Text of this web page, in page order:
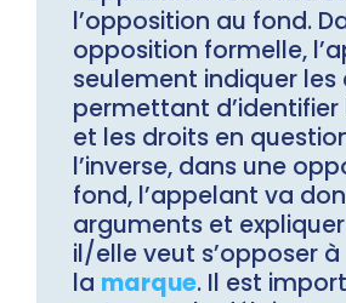
l’opposition au fond.
opposition formelle,
seulement indiquer
permettant d’identifier
et les droits en
l’inverse, dans une
fond, l’appelant va
arguments et
il/elle veut s’opposer à
la marque. Il est